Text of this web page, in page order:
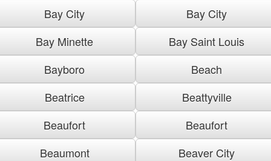
Bay City
Bay City
Bay Minette
Bay Saint Louis
Bayboro
Beach
Beatrice
Beattyville
Beaufort
Beaufort
Beaumont
Beaver City